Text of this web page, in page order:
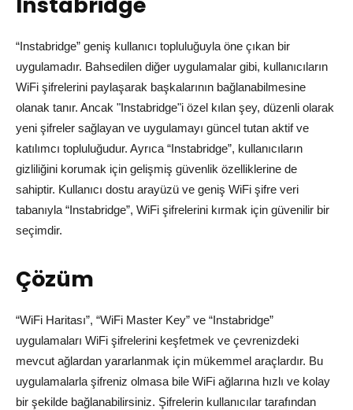
“Instabridge” geniş kullanıcı topluluğuyla öne çıkan bir
uygulamadır. Bahsedilen diğer uygulamalar gibi, kullanıcıların
WiFi şifrelerini paylaşarak başkalarının bağlanabilmesine
olanak tanır. Ancak "Instabridge"i özel kılan şey, düzenli olarak
yeni şifreler sağlayan ve uygulamayı güncel tutan aktif ve
katılımcı topluluğudur. Ayrıca “Instabridge”, kullanıcıların
gizliliğini korumak için gelişmiş güvenlik özelliklerine de
sahiptir. Kullanıcı dostu arayüzü ve geniş WiFi şifre veri
tabanıyla “Instabridge”, WiFi şifrelerini kırmak için güvenilir bir
seçimdir.
Çözüm
“WiFi Haritası”, “WiFi Master Key” ve “Instabridge”
uygulamaları WiFi şifrelerini keşfetmek ve çevrenizdeki
mevcut ağlardan yararlanmak için mükemmel araçlardır. Bu
uygulamalarla şifreniz olmasa bile WiFi ağlarına hızlı ve kolay
bir şekilde bağlanabilirsiniz. Şifrelerin kullanıcılar tarafından